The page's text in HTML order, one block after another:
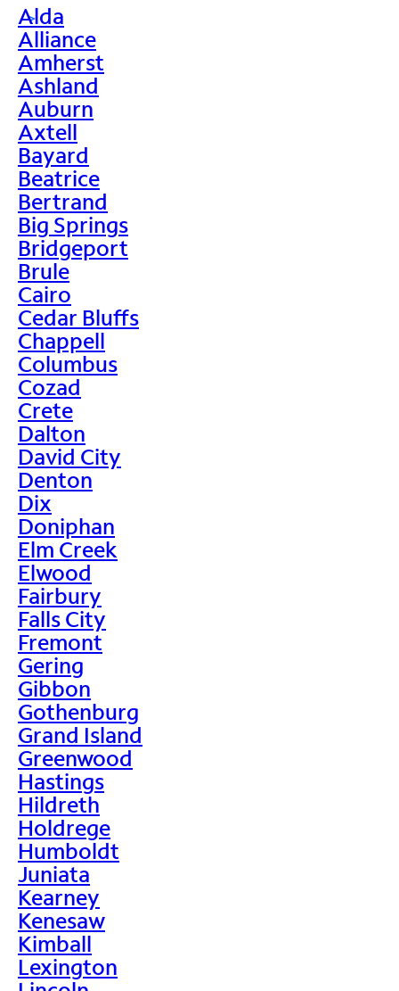
>
Alda
Alliance
Amherst
Ashland
Auburn
Axtell
Bayard
Beatrice
Bertrand
Big Springs
Bridgeport
Brule
Cairo
Cedar Bluffs
Chappell
Columbus
Cozad
Crete
Dalton
David City
Denton
Dix
Doniphan
Elm Creek
Elwood
Fairbury
Falls City
Fremont
Gering
Gibbon
Gothenburg
Grand Island
Greenwood
Hastings
Hildreth
Holdrege
Humboldt
Juniata
Kearney
Kenesaw
Kimball
Lexington